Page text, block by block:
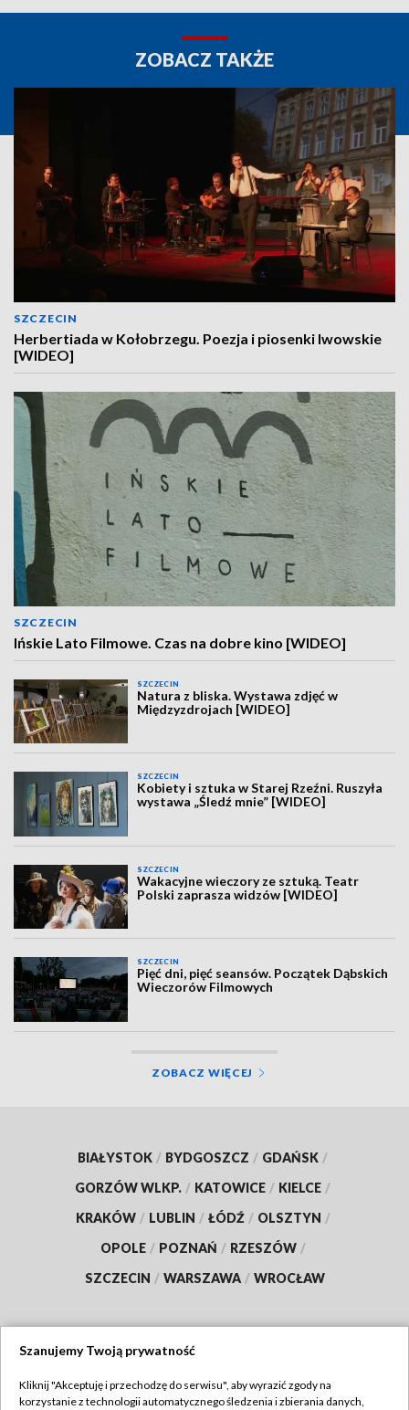
ZOBACZ TAKŻE
SZCZECIN
Herbertiada w Kołobrzegu. Poezja i piosenki lwowskie
[WIDEO]
SZCZECIN
Ińskie Lato Filmowe. Czas na dobre kino [WIDEO]
SZCZECIN
Natura z bliska. Wystawa zdjęć w
Międzyzdrojach [WIDEO]
SZCZECIN
Kobiety i sztuka w Starej Rzeźni. Ruszyła
wystawa „Śledź mnie” [WIDEO]
SZCZECIN
Wakacyjne wieczory ze sztuką. Teatr
Polski zaprasza widzów [WIDEO]
SZCZECIN
Pięć dni, pięć seansów. Początek Dąbskich
Wieczorów Filmowych
ZOBACZ WIĘCEJ
BIAŁYSTOK / BYDGOSZCZ / GDAŃSK /
GORZÓW WLKP. / KATOWICE / KIELCE /
KRAKÓW / LUBLIN / ŁÓDŹ / OLSZTYN /
OPOLE / POZNAŃ / RZESZÓW /
SZCZECIN / WARSZAWA / WROCŁAW
TVP
Szanujemy Twoją prywatność
Kliknij "Akceptuję i przechodzę do serwisu", aby wyrazić zgody na
korzystanie z technologii automatycznego śledzenia i zbierania danych,